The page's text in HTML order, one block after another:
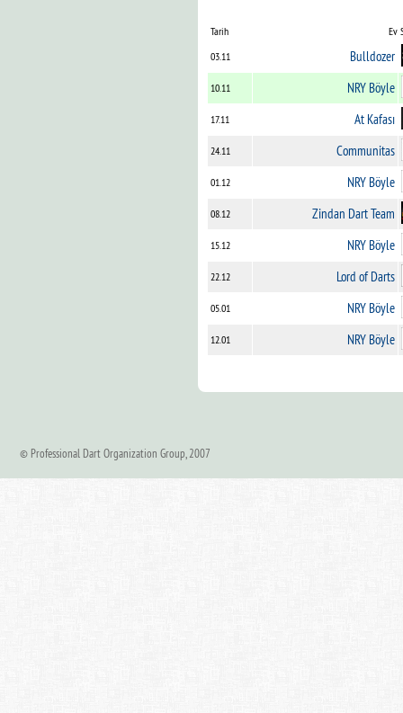
Tarih
Ev
03.11
Bulldozer
10.11 NRY Böyle
17.11 At Kafası
24.11 Communitas
01.12 NRY Böyle
08.12 Zindan Dart Team
15.12 NRY Böyle
22.12 Lord of Darts
05.01 NRY Böyle
12.01 NRY Böyle
© Professional Dart Organization Group, 2007